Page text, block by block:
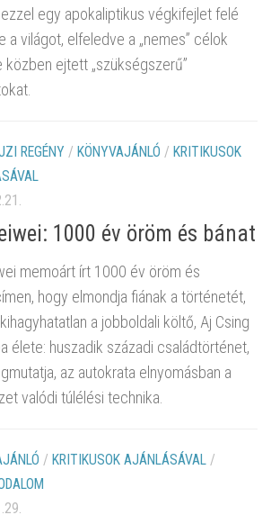
egy apokaliptikus végkifejlet felé
a világot, elfeledve a „nemes” célok
közben ejtett „szükségszerű”
REGÉNY / KÖNYVAJÁNLÓ / KRITIKUSOK
1000 év öröm és bánat
memoárt írt 1000 év öröm és
hogy elmondja fiának a történetét,
a jobboldali költő, Aj Csing
élete: huszadik századi családtörténet,
az autokrata elnyomásban a
valódi túlélési technika.
/ KRITIKUSOK AJÁNLÁSÁVAL /